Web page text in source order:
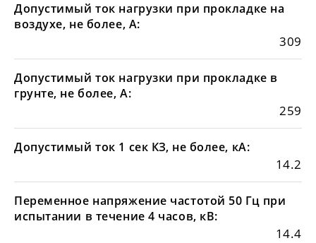
Допустимый ток нагрузки при прокладке на
воздухе, не более, А:
309
Допустимый ток нагрузки при прокладке в
грунте, не более, А:
259
Допустимый ток 1 сек КЗ, не более, кА:
14.2
Переменное напряжение частотой 50 Гц при
испытании в течение 4 часов, кВ:
14.4